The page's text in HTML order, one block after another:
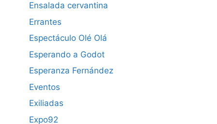
Ensalada cervantina
Errantes
Espectáculo Olé Olá
Esperando a Godot
Esperanza Fernández
Eventos
Exiliadas
Expo92